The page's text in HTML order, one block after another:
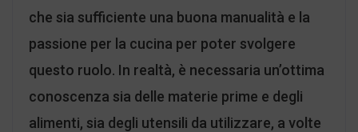
che sia sufficiente una buona manualità e la
passione per la cucina per poter svolgere
questo ruolo. In realtà, è necessaria un’ottima
conoscenza sia delle materie prime e degli
alimenti, sia degli utensili da utilizzare, a volte